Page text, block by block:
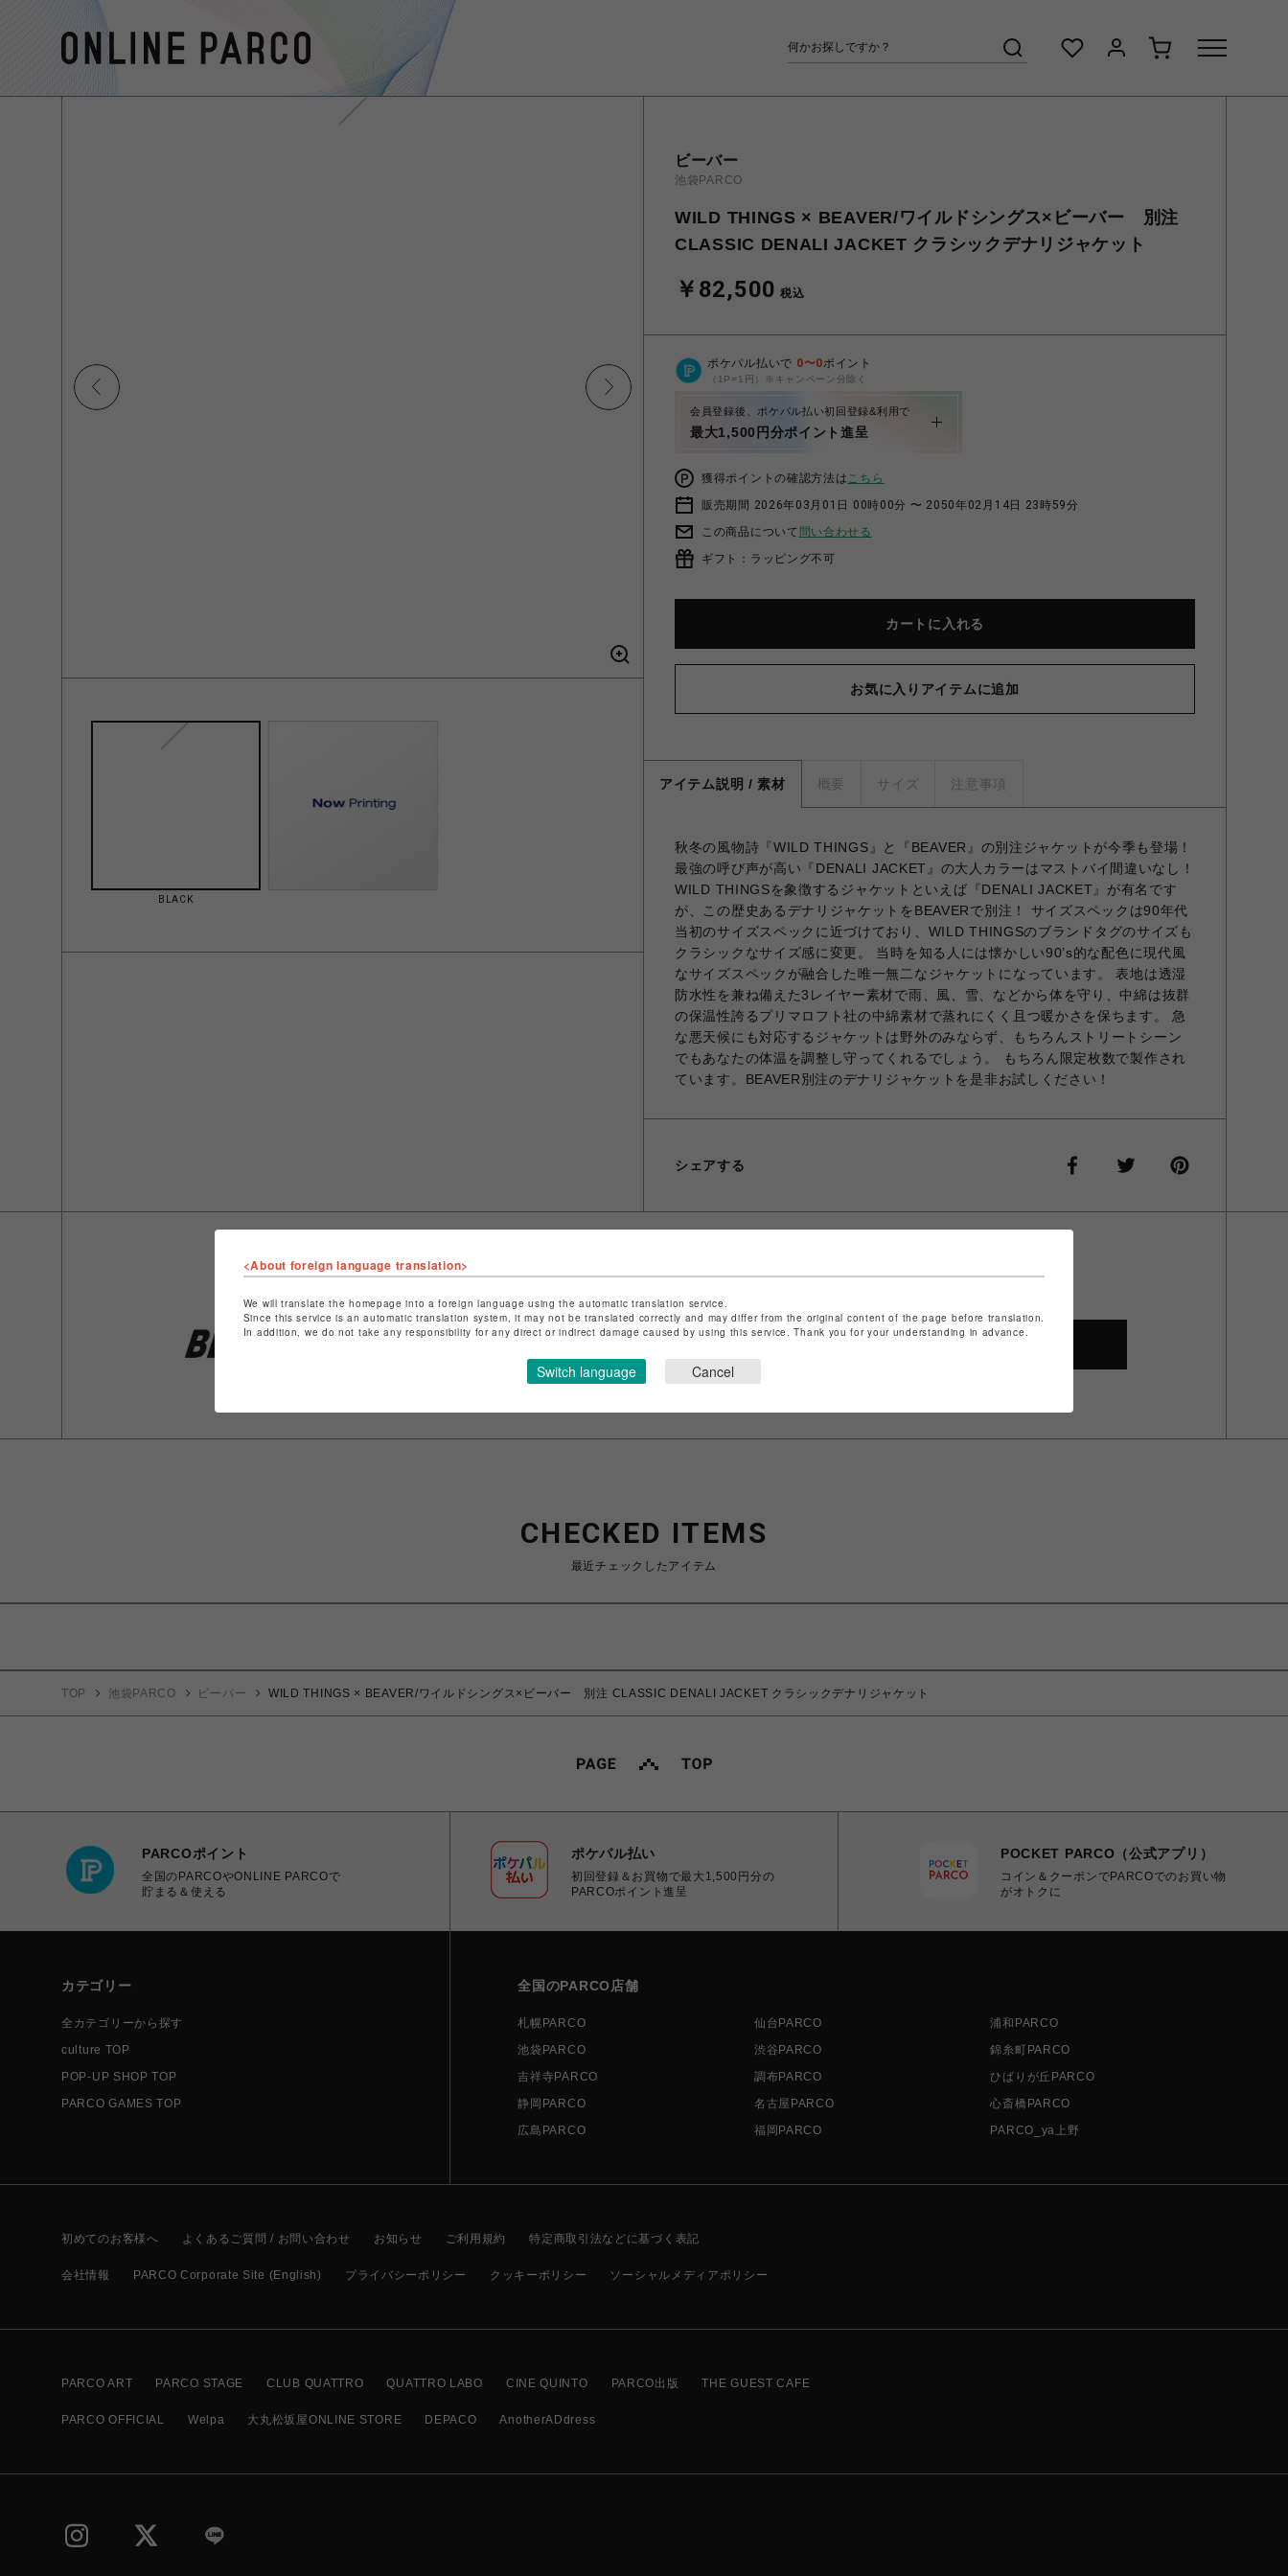
BLACK
ビーバー
池袋PARCO
WILD THINGS × BEAVER/ワイルドシングス×ビーバー 別注
CLASSIC DENALI JACKET クラシックデナリジャケット
￥82,500 税込
ポケパル払いで 0〜0ポイント
（1P=1円）※キャンペーン分除く
会員登録後、ポケパル払い初回登録&利用で
最大1,500円分ポイント進呈
獲得ポイントの確認方法はこちら
販売期間 2026年03月01日 00時00分 〜 2050年02月14日 23時59分
この商品について 問い合わせる
ギフト：ラッピング不可
カートに入れる
お気に入りアイテムに追加
アイテム説明 / 素材 概要 サイズ 注意事項
秋冬の風物詩『WILD THINGS』と『BEAVER』の別注ジャケットが今季も登場！
最強の呼び声が高い『DENALI JACKET』の大人カラーはマストバイ間違いなし！
WILD THINGSを象徴するジャケットといえば『DENALI JACKET』が有名です
が、この歴史あるデナリジャケットをBEAVERで別注！ サイズスペックは90年代
当初のサイズスペックに近づけており、WILD THINGSのブランドタグのサイズも
クラシックなサイズ感に変更。 当時を知る人には懐かしい90’s的な配色に現代風
なサイズスペックが融合した唯一無二なジャケットになっています。 表地は透湿
防水性を兼ね備えた3レイヤー素材で雨、風、雪、などから体を守り、中綿は抜群
の保温性誇るプリマロフト社の中綿素材で蒸れにくく且つ暖かさを保ちます。 急
な悪天候にも対応するジャケットは野外のみならず、もちろんストリートシーン
でもあなたの体温を調整し守ってくれるでしょう。 もちろん限定枚数で製作され
ています。BEAVER別注のデナリジャケットを是非お試しください！
シェアする
ショップ名
ビーバー
店舗名
池袋PARCO
特定商取引法など法令に基づく表記は
こちら
CHECKED ITEMS
最近チェックしたアイテム
TOP 池袋PARCO ビーバー WILD THINGS × BEAVER/ワイルドシングス×ビーバー 別注 CLASSIC DENALI JACKET クラシックデナリジャケット
PARCOポイント
全国のPARCOやONLINE PARCOで
貯まる＆使える
ポケパル払い
初回登録＆お買物で最大1,500円分の
PARCOポイント進呈
POCKET PARCO（公式アプリ）
コイン＆クーポンでPARCOでのお買い物
がオトクに
カテゴリー
全カテゴリーから探す
culture TOP
POP-UP SHOP TOP
PARCO GAMES TOP
全国のPARCO店舗
札幌PARCO 仙台PARCO
浦和PARCO
池袋PARCO
渋谷PARCO
錦糸町PARCO
吉祥寺PARCO
調布PARCO
ひばりが丘PARCO
静岡PARCO
名古屋PARCO
心斎橋PARCO
広島PARCO
福岡PARCO PARCO_ya上野
初めてのお客様へ よくあるご質問 / お問い合わせ お知らせ ご利用規約 特定商取引法などに基づく表記
会社情報 PARCO Corporate Site (English) プライバシーポリシー クッキーポリシー ソーシャルメディアポリシー
PARCO ART PARCO STAGE CLUB QUATTRO QUATTRO LABO CINE QUINTO PARCO出版 THE GUEST CAFE
PARCO OFFICIAL Welpa 大丸松坂屋ONLINE STORE DEPACO AnotherADdress
<About foreign language translation>
We will translate the homepage into a foreign language using the automatic translation service.
Since this service is an automatic translation system, it may not be translated correctly and may differ from the original content of the page before translation.
In addition, we do not take any responsibility for any direct or indirect damage caused by using this service. Thank you for your understanding in advance.
Switch language Cancel